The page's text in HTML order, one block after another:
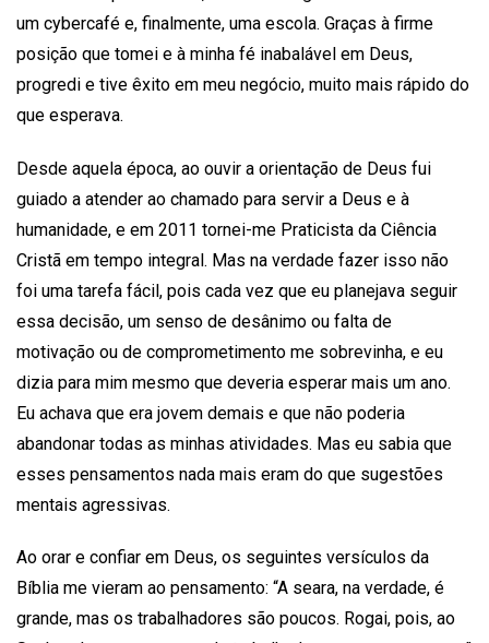
um cybercafé e, finalmente, uma escola. Graças à firme
posição que tomei e à minha fé inabalável em Deus,
progredi e tive êxito em meu negócio, muito mais rápido do
que esperava.
Desde aquela época, ao ouvir a orientação de Deus fui
guiado a atender ao chamado para servir a Deus e à
humanidade, e em 2011 tornei-me Praticista da Ciência
Cristã em tempo integral. Mas na verdade fazer isso não
foi uma tarefa fácil, pois cada vez que eu planejava seguir
essa decisão, um senso de desânimo ou falta de
motivação ou de comprometimento me sobrevinha, e eu
dizia para mim mesmo que deveria esperar mais um ano.
Eu achava que era jovem demais e que não poderia
abandonar todas as minhas atividades. Mas eu sabia que
esses pensamentos nada mais eram do que sugestões
mentais agressivas.
Ao orar e confiar em Deus, os seguintes versículos da
Bíblia me vieram ao pensamento: “A seara, na verdade, é
grande, mas os trabalhadores são poucos. Rogai, pois, ao